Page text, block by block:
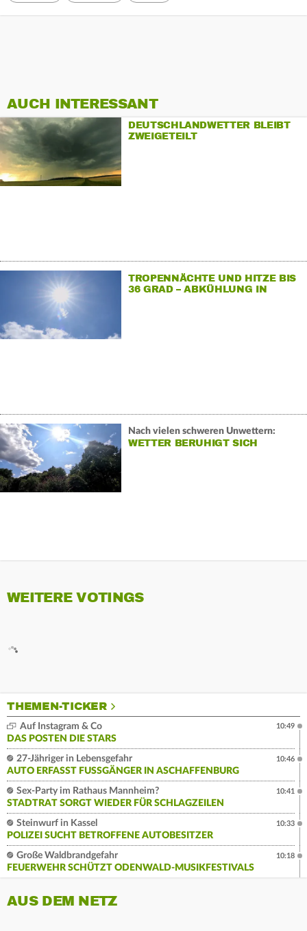
AUCH INTERESSANT
DEUTSCHLANDWETTER BLEIBT
ZWEIGETEILT
TROPENNÄCHTE UND HITZE BIS
36 GRAD – ABKÜHLUNG IN
Nach vielen schweren Unwettern:
WETTER BERUHIGT SICH
WEITERE VOTINGS
THEMEN-TICKER
Auf Instagram & Co
DAS POSTEN DIE STARS
10:49
27-Jähriger in Lebensgefahr
AUTO ERFASST FUSSGÄNGER IN ASCHAFFENBURG
10:46
Sex-Party im Rathaus Mannheim?
STADTRAT SORGT WIEDER FÜR SCHLAGZEILEN
10:41
Steinwurf in Kassel
POLIZEI SUCHT BETROFFENE AUTOBESITZER
10:33
Große Waldbrandgefahr
FEUERWEHR SCHÜTZT ODENWALD-MUSIKFESTIVALS
10:18
AUS DEM NETZ